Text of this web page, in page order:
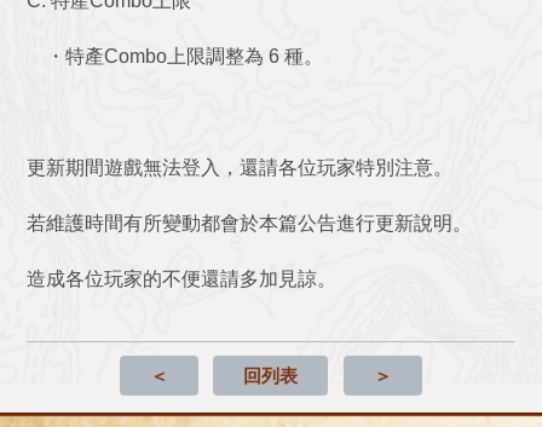
・特產Combo上限調整為 6 種。
更新期間遊戲無法登入，還請各位玩家特別注意。
若維護時間有所變動都會於本篇公告進行更新說明。
造成各位玩家的不便還請多加見諒。
＜ 回列表 ＞